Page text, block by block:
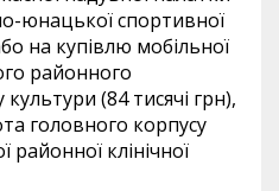
юнацької спортивної
на купівлю мобільної
районного
(84 тисячі грн),
головного корпусу
районної клінічної